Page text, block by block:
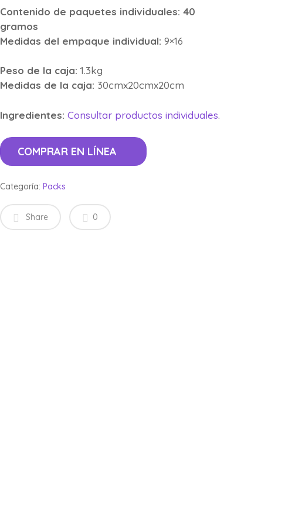
Contenido de paquetes individuales: 40
gramos
Medidas del empaque individual: 9×16
Peso de la caja:1.3kg
Medidas de la caja: 30cmx20cmx20cm
Ingredientes:Consultar productos individuales.
COMPRAR EN LÍNEA
Categoría:Packs
Share 0